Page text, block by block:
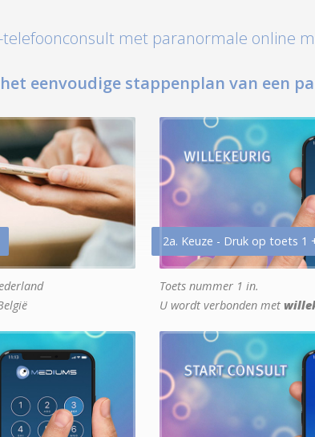
-telefoonconsult met paranormale online
eenvoudige stappenplan van een
2a. Keuze - Druk op toets 1
Toets nummer 1 in.
U wordt verbonden met